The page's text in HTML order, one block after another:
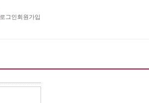
로그인 회원가입